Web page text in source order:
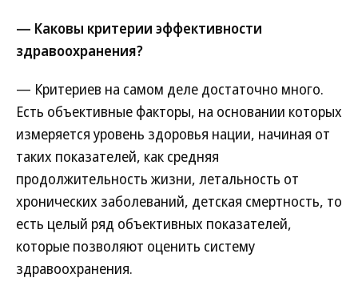
— Каковы критерии эффективности
здравоохранения?
— Критериев на самом деле достаточно много.
Есть объективные факторы, на основании которых
измеряется уровень здоровья нации, начиная от
таких показателей, как средняя
продолжительность жизни, летальность от
хронических заболеваний, детская смертность, то
есть целый ряд объективных показателей,
которые позволяют оценить систему
здравоохранения.